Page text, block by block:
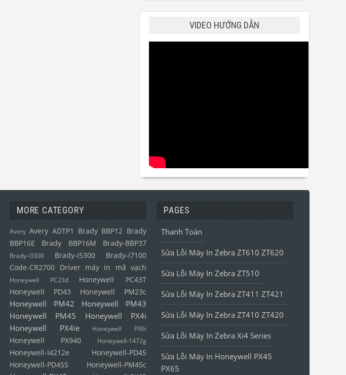
VIDEO HƯỚNG DẪN
MORE CATEGORY
Avery Avery ADTP1 Brady BBP12 Brady
BBP16E
Brady BBP16M Brady-BBP37
Brady-i3300 Brady-i5300
Brady-i7100
Code-CR2700
Driver máy in mã vạch
Honeywell PC23d
Honeywell PC43T
Honeywell PD43
Honeywell PM23c
Honeywell PM42
Honeywell PM43
Honeywell PM45
Honeywell PX4i
Honeywell PX4ie
Honeywell PX6i
Honeywell PX940 Honeywell-1472g
Honeywell-I4212e
Honeywell-PD45
Honeywell-PD45S
Honeywell-PM45c
PAGES
Thanh Toán
Sửa Lỗi Máy In Zebra ZT610 ZT620
Sửa Lỗi Máy In Zebra ZT510
Sửa Lỗi Máy In Zebra ZT411 ZT421
Sửa Lỗi Máy In Zebra ZT410 ZT420
Sửa Lỗi Máy In Zebra Xi4 Series
Sửa Lỗi Máy In Honeywell PX45
PX65